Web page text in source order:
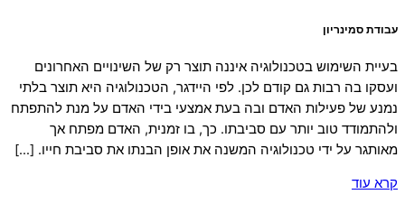
עבודת סמינריון
בעיית השימוש בטכנולוגיה איננה תוצר רק של השינויים האחרונים
ועסקו בה רבות גם קודם לכן. לפי היידגר, הטכנולוגיה היא תוצר בלתי
נמנע של פעילות האדם ובה בעת אמצעי בידי האדם על מנת להתפתח
ולהתמודד טוב יותר עם סביבתו. כך, בו זמנית, האדם מפתח אך
מאותגר על ידי טכנולוגיה המשנה את אופן הבנתו את סביבת חייו. […]
קרא עוד